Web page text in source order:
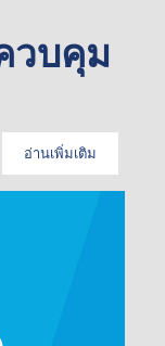
วบคุม
อ่านเพิ่มเติม